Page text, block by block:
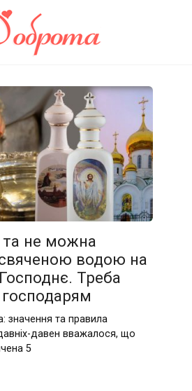
не можна
водою на
Треба
значення та правила
давен вважалося, що
5